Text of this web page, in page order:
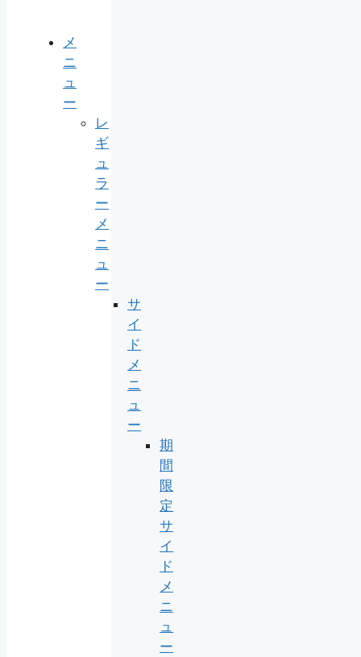
メ
ニ
ュ
ー
レ
ギ
ュ
ラ
ー
メ
ニ
ュ
ー
サ
イ
ド
メ
ニ
ュ
ー
期
間
限
定
サ
イ
ド
メ
ニ
ュ
ー